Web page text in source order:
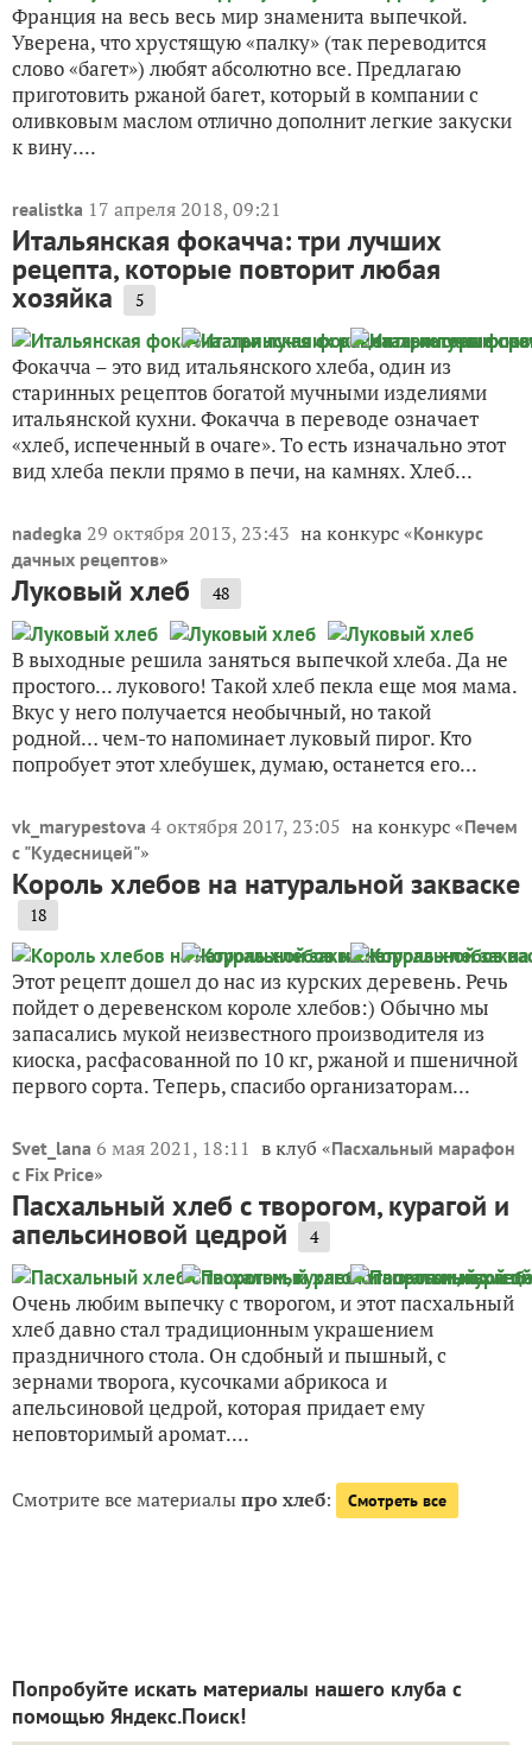
Франция на весь весь мир знаменита выпечкой.
Уверена, что хрустящую «палку» (так переводится
слово «багет») любят абсолютно все. Предлагаю
приготовить ржаной багет, который в компании с
оливковым маслом отлично дополнит легкие закуски
к вину....
realistka 17 апреля 2018, 09:21
Итальянская фокачча: три лучших
рецепта, которые повторит любая
хозяйка 5
Фокачча – это вид итальянского хлеба, один из
старинных рецептов богатой мучными изделиями
итальянской кухни. Фокачча в переводе означает
«хлеб, испеченный в очаге». То есть изначально этот
вид хлеба пекли прямо в печи, на камнях. Хлеб...
nadegka 29 октября 2013, 23:43 на конкурс «Конкурс
дачных рецептов»
Луковый хлеб 48
В выходные решила заняться выпечкой хлеба. Да не
простого... лукового! Такой хлеб пекла еще моя мама.
Вкус у него получается необычный, но такой
родной… чем-то напоминает луковый пирог. Кто
попробует этот хлебушек, думаю, останется его...
vk_marypestova 4 октября 2017, 23:05 на конкурс «Печем
с "Кудесницей"»
Король хлебов на натуральной закваске
18
Этот рецепт дошел до нас из курских деревень. Речь
пойдет о деревенском короле хлебов:) Обычно мы
запасались мукой неизвестного производителя из
киоска, расфасованной по 10 кг, ржаной и пшеничной
первого сорта. Теперь, спасибо организаторам...
Svet_lana 6 мая 2021, 18:11 в клуб «Пасхальный марафон
с Fix Price»
Пасхальный хлеб с творогом, курагой и
апельсиновой цедрой 4
Очень любим выпечку с творогом, и этот пасхальный
хлеб давно стал традиционным украшением
праздничного стола. Он сдобный и пышный, с
зернами творога, кусочками абрикоса и
апельсиновой цедрой, которая придает ему
неповторимый аромат....
Смотрите все материалыпро хлеб: Смотреть все
Попробуйте искать материалы нашего клуба с
помощью Яндекс.Поиск!